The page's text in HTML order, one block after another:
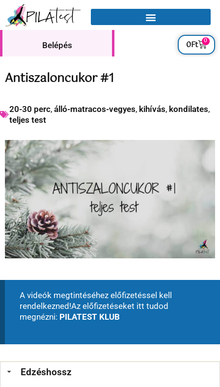
Belépés 0Ft 0
Antiszaloncukor #1
20-30 perc, álló-matracos-vegyes, kihívás, kondilates,
teljes test
A videók megtintéséhez előfizetéssel kell
rendelkezned!Az előfizetéseket itt tudod
megnézni: PILATEST KLUB
Edzéshossz